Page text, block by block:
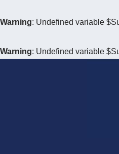
Warning: Undefined variable
Warning: Undefined variable